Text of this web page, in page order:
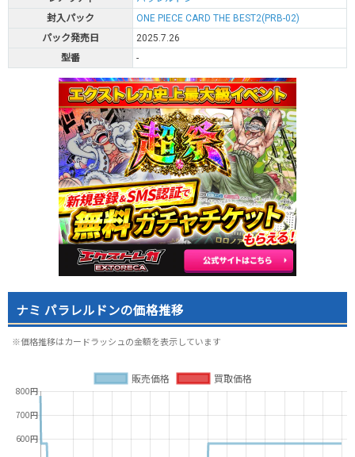
封入パック
ONE PIECE CARD THE BEST2(PRB-02)
パック発売日
2025.7.26
型番
-
ナミ パラレルドンの価格推移
※価格推移はカードラッシュの金額を表示しています